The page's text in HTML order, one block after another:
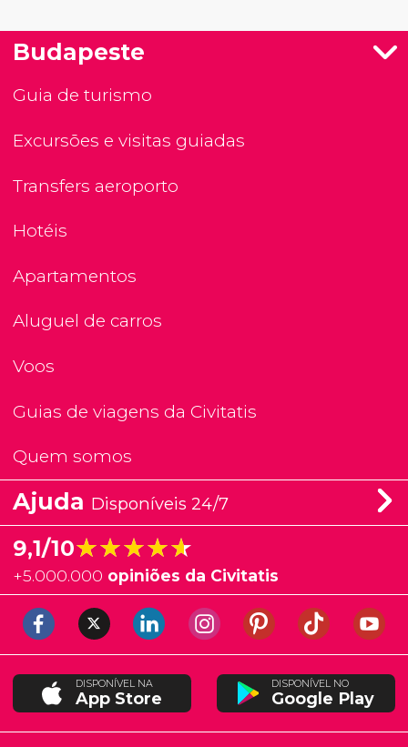
Budapeste
Guia de turismo
Excursões e visitas guiadas
Transfers aeroporto
Hotéis
Apartamentos
Aluguel de carros
Voos
Guias de viagens da Civitatis
Quem somos
Ajuda Disponíveis 24/7
9,1/10★★★★★
★★★★★
+5.000.000 opiniões da Civitatis
DISPONÍVEL NA
App Store
DISPONÍVEL NO
Google Play